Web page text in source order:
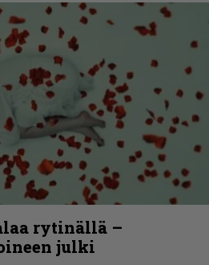
rytinällä –
julki